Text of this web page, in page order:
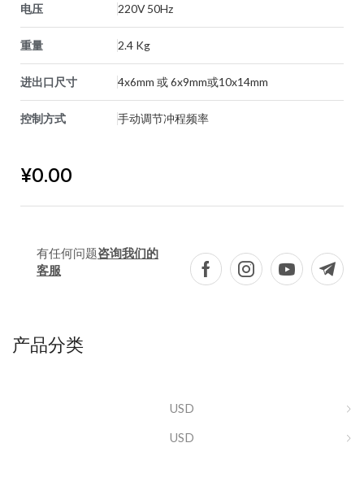
电压 220V 50Hz
重量 2.4 Kg
进出口尺寸 4x6mm 或 6x9mm或10x14mm
控制方式 手动调节冲程频率
¥0.00
有任何问题咨询我们的
客服
产品分类
USD
USD